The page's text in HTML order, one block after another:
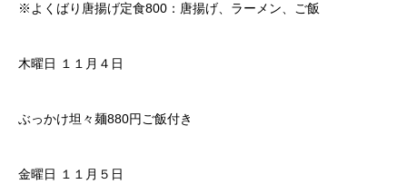
※よくばり唐揚げ定食800：唐揚げ、ラーメン、ご飯
木曜日 １１月４日
ぶっかけ坦々麺880円ご飯付き
金曜日 １１月５日